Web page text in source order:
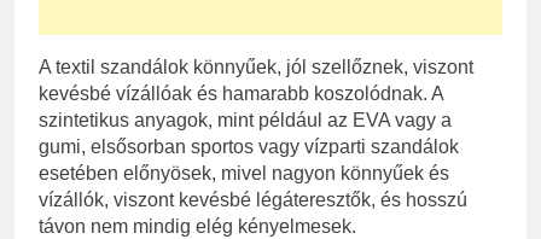
A textil szandálok könnyűek, jól szellőznek, viszont
kevésbé vízállóak és hamarabb koszolódnak. A
szintetikus anyagok, mint például az EVA vagy a
gumi, elsősorban sportos vagy vízparti szandálok
esetében előnyösek, mivel nagyon könnyűek és
vízállók, viszont kevésbé légáteresztők, és hosszú
távon nem mindig elég kényelmesek.